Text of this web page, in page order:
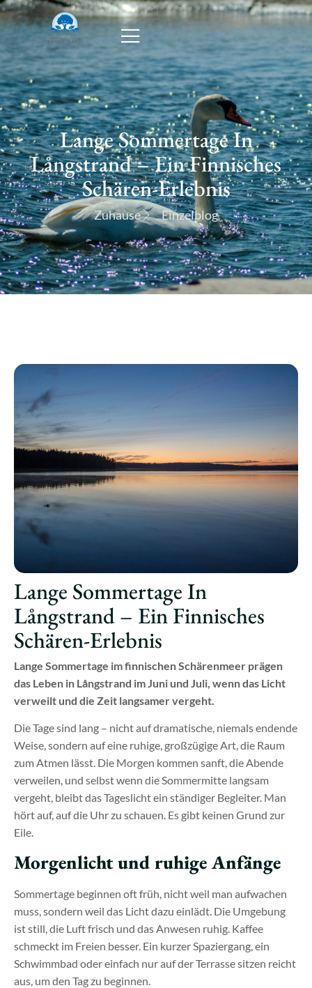
Lange Sommertage In
Långstrand – Ein Finnisches
Schären-Erlebnis
Zuhause Einzelblog
Lange Sommertage In
Långstrand – Ein Finnisches
Schären-Erlebnis
Lange Sommertage im finnischen Schärenmeer prägen
das Leben in Långstrand im Juni und Juli, wenn das Licht
verweilt und die Zeit langsamer vergeht.
Die Tage sind lang – nicht auf dramatische, niemals endende
Weise, sondern auf eine ruhige, großzügige Art, die Raum
zum Atmen lässt. Die Morgen kommen sanft, die Abende
verweilen, und selbst wenn die Sommermitte langsam
vergeht, bleibt das Tageslicht ein ständiger Begleiter. Man
hört auf, auf die Uhr zu schauen. Es gibt keinen Grund zur
Eile.
Morgenlicht und ruhige Anfänge
Sommertage beginnen oft früh, nicht weil man aufwachen
muss, sondern weil das Licht dazu einlädt. Die Umgebung
ist still, die Luft frisch und das Anwesen ruhig. Kaffee
schmeckt im Freien besser. Ein kurzer Spaziergang, ein
Schwimmbad oder einfach nur auf der Terrasse sitzen reicht
aus, um den Tag zu beginnen.